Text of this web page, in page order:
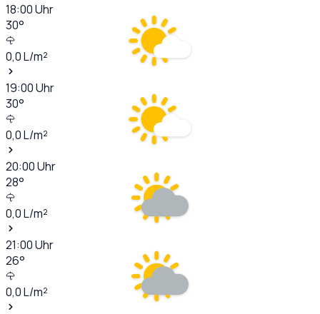
18:00Uhr
30°
0,0L/m²
19:00Uhr
30°
0,0L/m²
20:00Uhr
28°
0,0L/m²
21:00Uhr
26°
0,0L/m²